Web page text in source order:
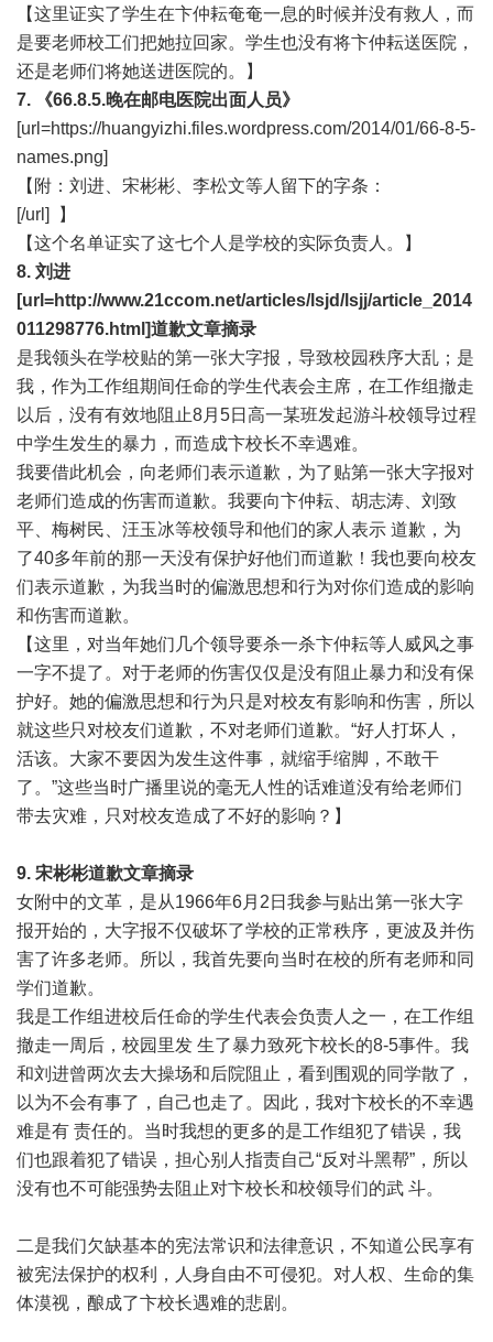
【这里证实了学生在卞仲耘奄奄一息的时候并没有救人，而
是要老师校工们把她拉回家。学生也没有将卞仲耘送医院，
还是老师们将她送进医院的。】
7. 《66.8.5.晚在邮电医院出面人员》
[url=https://huangyizhi.files.wordpress.com/2014/01/66-8-5-
names.png]
【附：刘进、宋彬彬、李松文等人留下的字条：
[/url] 】
【这个名单证实了这七个人是学校的实际负责人。】
8. 刘进
[url=http://www.21ccom.net/articles/lsjd/lsjj/article_2014
011298776.html]道歉文章摘录
是我领头在学校贴的第一张大字报，导致校园秩序大乱；是
我，作为工作组期间任命的学生代表会主席，在工作组撤走
以后，没有有效地阻止8月5日高一某班发起游斗校领导过程
中学生发生的暴力，而造成卞校长不幸遇难。
我要借此机会，向老师们表示道歉，为了贴第一张大字报对
老师们造成的伤害而道歉。我要向卞仲耘、胡志涛、刘致
平、梅树民、汪玉冰等校领导和他们的家人表示 道歉，为
了40多年前的那一天没有保护好他们而道歉！我也要向校友
们表示道歉，为我当时的偏激思想和行为对你们造成的影响
和伤害而道歉。
【这里，对当年她们几个领导要杀一杀卞仲耘等人威风之事
一字不提了。对于老师的伤害仅仅是没有阻止暴力和没有保
护好。她的偏激思想和行为只是对校友有影响和伤害，所以
就这些只对校友们道歉，不对老师们道歉。“好人打坏人，
活该。大家不要因为发生这件事，就缩手缩脚，不敢干
了。”这些当时广播里说的毫无人性的话难道没有给老师们
带去灾难，只对校友造成了不好的影响？】
9. 宋彬彬道歉文章摘录
女附中的文革，是从1966年6月2日我参与贴出第一张大字
报开始的，大字报不仅破坏了学校的正常秩序，更波及并伤
害了许多老师。所以，我首先要向当时在校的所有老师和同
学们道歉。
我是工作组进校后任命的学生代表会负责人之一，在工作组
撤走一周后，校园里发 生了暴力致死卞校长的8-5事件。我
和刘进曾两次去大操场和后院阻止，看到围观的同学散了，
以为不会有事了，自己也走了。因此，我对卞校长的不幸遇
难是有 责任的。当时我想的更多的是工作组犯了错误，我
们也跟着犯了错误，担心别人指责自己“反对斗黑帮”，所以
没有也不可能强势去阻止对卞校长和校领导们的武 斗。
二是我们欠缺基本的宪法常识和法律意识，不知道公民享有
被宪法保护的权利，人身自由不可侵犯。对人权、生命的集
体漠视，酿成了卞校长遇难的悲剧。